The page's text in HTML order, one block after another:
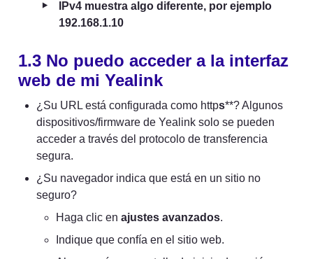
‣
IPv4 muestra algo diferente, por ejemplo
192.168.1.10
1.3 No puedo acceder a la interfaz
web de mi Yealink
¿Su URL está configurada como https**? Algunos
dispositivos/firmware de Yealink solo se pueden
acceder a través del protocolo de transferencia
segura.
¿Su navegador indica que está en un sitio no
seguro?
Haga clic en ajustes avanzados.
Indique que confía en el sitio web.